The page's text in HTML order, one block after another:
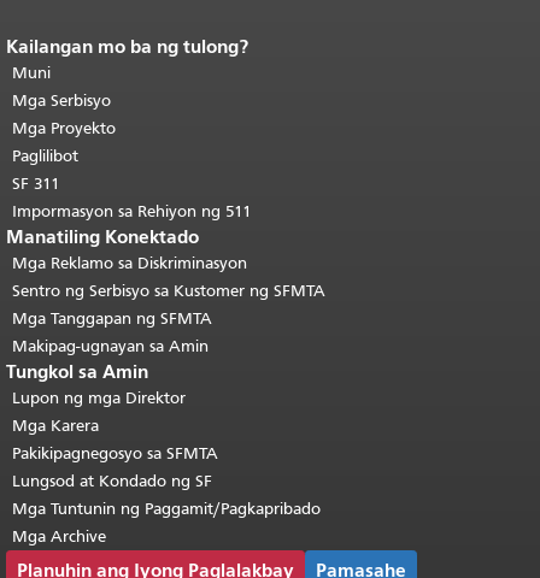
Katapusan ng nilalaman ng
pahina.
pahinang ito ay nauulit sa bawat
pahina.Bumalik sa tuktok ng
pangunahing nilalaman
Kailangan mo ba ng tulong?
Muni
Mga Serbisyo
Mga Proyekto
Paglilibot
SF 311
Impormasyon sa Rehiyon ng 511
Manatiling Konektado
Mga Reklamo sa Diskriminasyon
Sentro ng Serbisyo sa Kustomer ng SFMTA
Mga Tanggapan ng SFMTA
Makipag-ugnayan sa Amin
Tungkol sa Amin
Lupon ng mga Direktor
Mga Karera
Pakikipagnegosyo sa SFMTA
Lungsod at Kondado ng SF
Mga Tuntunin ng Paggamit/Pagkapribado
Mga Archive
Planuhin ang Iyong Paglalakbay Pamasahe